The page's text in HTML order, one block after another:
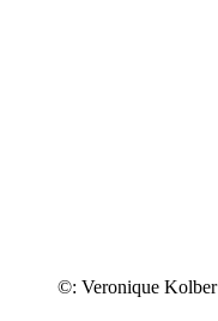
©: Veronique Kolber